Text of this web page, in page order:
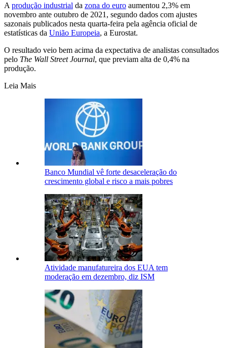
A produção industrial da zona do euro aumentou 2,3% em
novembro ante outubro de 2021, segundo dados com ajustes
sazonais publicados nesta quarta-feira pela agência oficial de
estatísticas da União Europeia, a Eurostat.
O resultado veio bem acima da expectativa de analistas consultados
pelo The Wall Street Journal, que previam alta de 0,4% na
produção.
Leia Mais
Banco Mundial vê forte desaceleração do
crescimento global e risco a mais pobres
Atividade manufatureira dos EUA tem
moderação em dezembro, diz ISM